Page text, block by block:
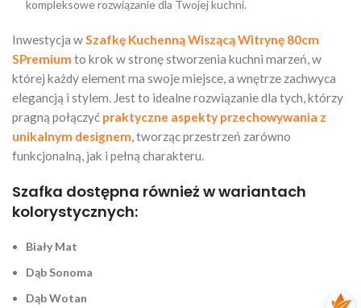
kompleksowe rozwiązanie dla Twojej kuchni.
Inwestycja wSzafkę Kuchenną Wiszącą Witrynę 80cm
SPremium to krok w stronę stworzenia kuchni marzeń, w
której każdy element ma swoje miejsce, a wnętrze zachwyca
elegancją i stylem. Jest to idealne rozwiązanie dla tych, którzy
pragną połączyć praktyczne aspekty przechowywania z
unikalnym designem, tworząc przestrzeń zarówno
funkcjonalną, jak i pełną charakteru.
Szafka dostępna również w wariantach
kolorystycznych:
Biały Mat
Dąb Sonoma
Dąb Wotan